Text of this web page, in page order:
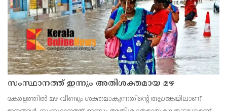
സംസ്ഥാനത്ത് ഇന്നും അതിശക്തമായ മഴ
കേരളത്തിൽ മഴ വീണ്ടും ശക്തമാകുന്നതിന്റെ ആശങ്കയിലാണ്